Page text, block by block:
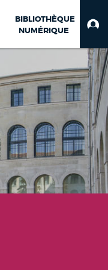
BIBLIOTHÈQUE
NUMÉRIQUE